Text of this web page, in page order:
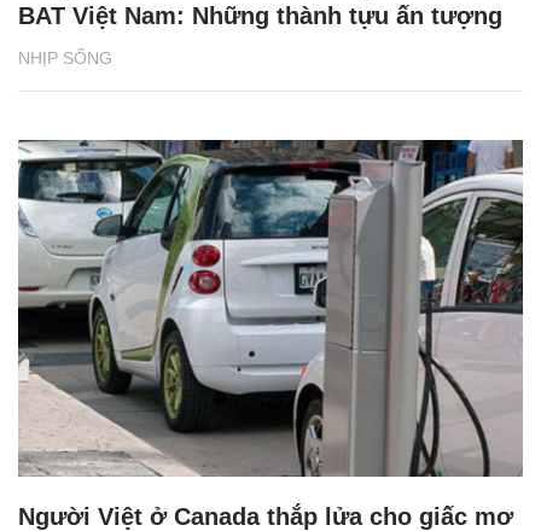
NHỊP SỐNG
BAT Việt Nam: Những thành tựu ấn tượng
Người Việt ở Canada thắp lửa cho giấc mơ